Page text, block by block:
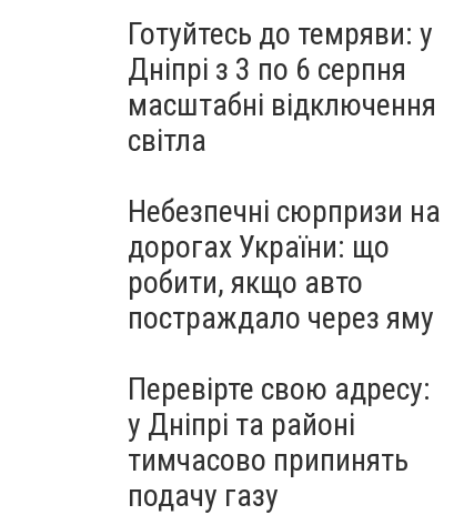
Готуйтесь до темряви: у
Дніпрі з 3 по 6 серпня
масштабні відключення
світла
Небезпечні сюрпризи на
дорогах України: що
робити, якщо авто
постраждало через яму
Перевірте свою адресу:
у Дніпрі та районі
тимчасово припинять
подачу газу